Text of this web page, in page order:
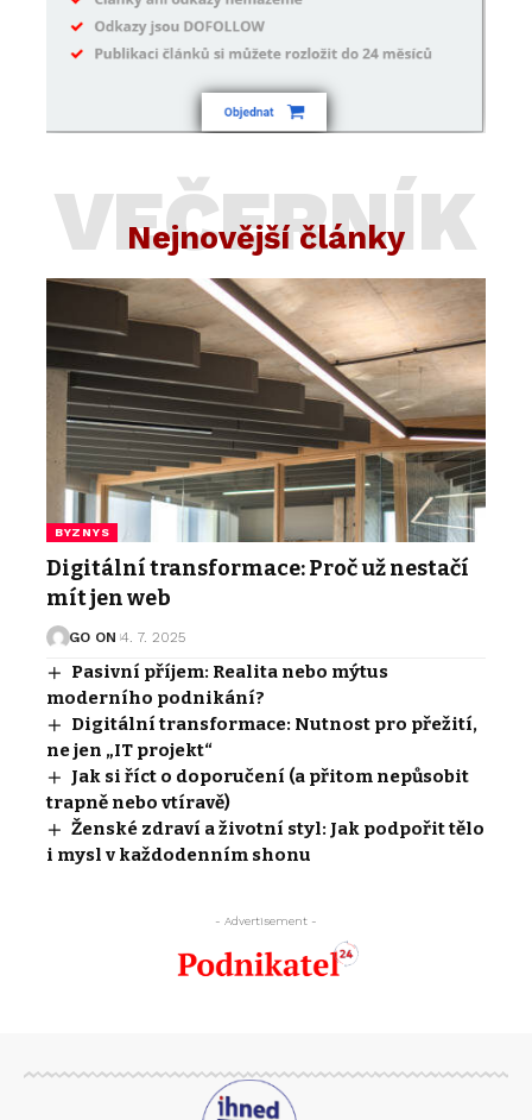
Nejnovější články
VEČERNÍK
BYZNYS
Digitální transformace: Proč už nestačí
mít jen web
GO ON 4. 7. 2025
Pasivní příjem: Realita nebo mýtus
moderního podnikání?
Digitální transformace: Nutnost pro přežití,
ne jen „IT projekt“
Jak si říct o doporučení (a přitom nepůsobit
trapně nebo vtíravě)
Ženské zdraví a životní styl: Jak podpořit tělo
i mysl v každodenním shonu
- Advertisement -